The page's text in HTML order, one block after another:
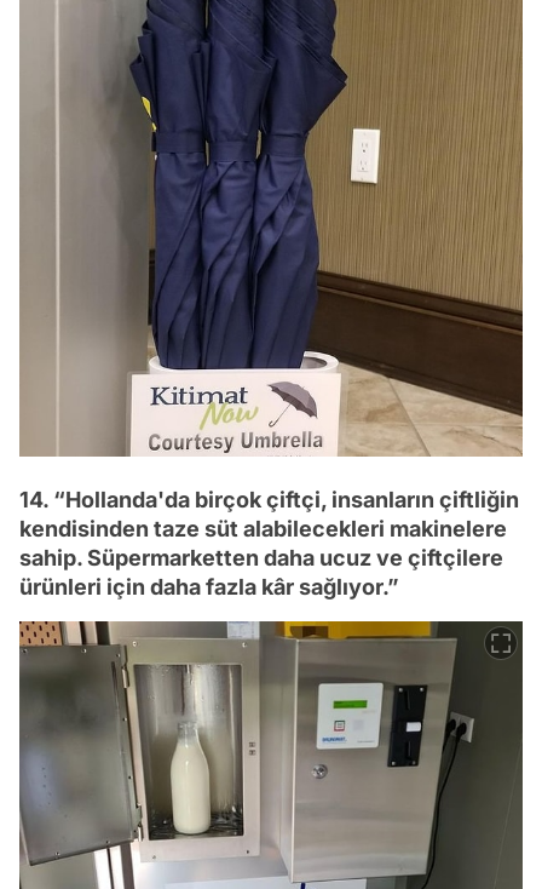
14. “Hollanda'da birçok çiftçi, insanların çiftliğin
kendisinden taze süt alabilecekleri makinelere
sahip. Süpermarketten daha ucuz ve çiftçilere
ürünleri için daha fazla kâr sağlıyor.”